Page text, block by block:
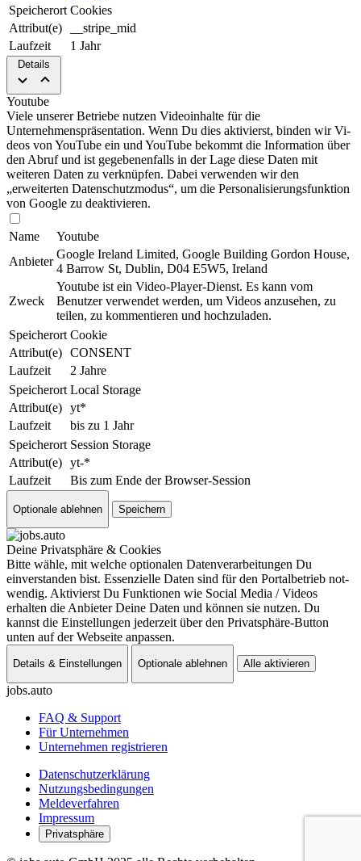
Speicherort Cookies
Attribut(e)
__stripe_mid
Laufzeit
1 Jahr
Details
Youtube
Viele unserer Betriebe nutzen Video­in­hal­te für die
Unternehmenspräsentation. Wenn Du dies aktivierst, binden wir Vi­
deos von YouTube ein und YouTube be­kommt die Information über
den Abruf und ist gegebenenfalls in der Lage diese Daten mit
weiteren Daten zu verknüpfen. Dabei verwenden wir den
„erweiterten Datenschutzmodus“, um die Per­so­nal­isie­rungs­funk­tion
von Google zu de­ak­ti­vie­ren.
Name
Youtube
Anbieter
Google Ireland Limited, Google Building Gordon House,
4 Barrow St, Dublin, D04 E5W5, Ireland
Zweck
Youtube ist ein Video-Player-Dienst. Es kann vom
Benutzer verwendet werden, um Videos anzusehen, zu
teilen, zu kommentieren und hoch­zu­la­den.
Speicherort Cookie
Attribut(e) CONSENT
Laufzeit
2 Jahre
Speicherort Local Storage
Attribut(e) yt*
Laufzeit
bis zu 1 Jahr
Speicherort Session Storage
Attribut(e) yt-*
Laufzeit
Bis zum Ende der Browser-Session
Optionale ablehnen Speichern
Deine Privatsphäre & Cookies
Bitte wähle, mit welche optionalen Datenverarbeitungen Du
einverstanden bist. Essenzielle Daten sind für den Portal­betrieb not­
wen­dig. Aktivierst Du Funktionen wie Social Media / Videos
erhalten die Anbieter Deine Daten und können sie nutzen. Du
kannst die Ein­stel­lun­gen jederzeit über den Privatsphäre-Button
unten auf der Webseite an­pas­sen.
Details & Einstellungen Optionale ablehnen Alle aktivieren
jobs.auto
FAQ & Support
Für Unternehmen
Unternehmen registrieren
Datenschutzerklärung
Nutzungsbedingungen
Meldeverfahren
Impressum
Privatsphäre